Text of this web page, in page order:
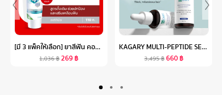
[มี 3 แพ็คให้เลือก] ยาสีฟัน คอลเกต เซนซิทีฟ โปรรีลีฟ ออริจินัล 110 กรัม COLGATE SENSITIVE PRO RELIEF ORIGINAL TOOTHPASTE 110G
1,036฿269฿
KAGARY MULTI-PEPTIDE SERUM ANTI HAIR LOSS HAIR SERUM 30 ML เซรั่มบำรุงผม น้ำมันใส่ผม ออยล์บำรุงผม บำรุงผม ทรีทเมนต์สำหรับเส้นผม HAIR TREATMENT
3,495฿660฿